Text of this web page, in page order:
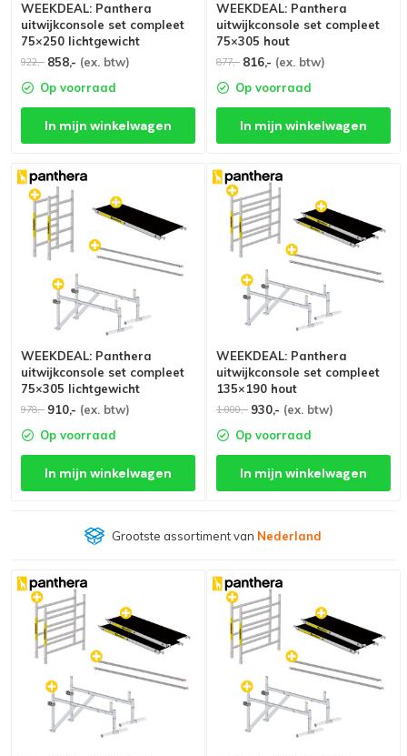
WEEKDEAL: Panthera
uitwijkconsole set compleet
75×250 lichtgewicht
922,- 858,- (ex. btw)
Op voorraad
In mijn winkelwagen
WEEKDEAL: Panthera
uitwijkconsole set compleet
75×305 hout
877,- 816,- (ex. btw)
Op voorraad
In mijn winkelwagen
WEEKDEAL: Panthera
uitwijkconsole set compleet
75×305 lichtgewicht
978,- 910,- (ex. btw)
Op voorraad
In mijn winkelwagen
WEEKDEAL: Panthera
uitwijkconsole set compleet
135×190 hout
1.000,- 930,- (ex. btw)
Op voorraad
In mijn winkelwagen
Grootste assortiment van Nederland